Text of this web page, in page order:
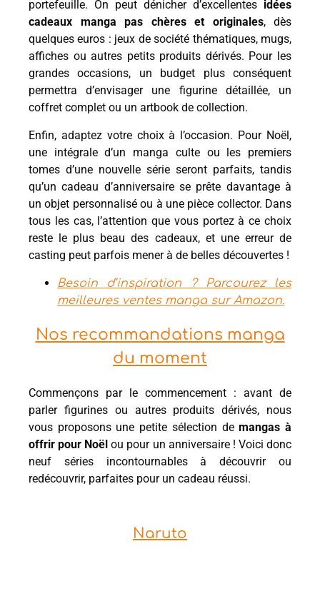
portefeuille. On peut dénicher d’excellentes idées
cadeaux manga pas chères et originales, dès
quelques euros : jeux de société thématiques, mugs,
affiches ou autres petits produits dérivés. Pour les
grandes occasions, un budget plus conséquent
permettra d’envisager une figurine détaillée, un
coffret complet ou un artbook de collection.
Enfin, adaptez votre choix à l’occasion. Pour Noël,
une intégrale d’un manga culte ou les premiers
tomes d’une nouvelle série seront parfaits, tandis
qu’un cadeau d’anniversaire se prête davantage à
un objet personnalisé ou à une pièce collector. Dans
tous les cas, l’attention que vous portez à ce choix
reste le plus beau des cadeaux, et une erreur de
casting peut parfois mener à de belles découvertes !
Besoin d’inspiration ? Parcourez les
meilleures ventes manga sur Amazon.
Nos recommandations manga
du moment
Commençons par le commencement : avant de
parler figurines ou autres produits dérivés, nous
vous proposons une petite sélection demangas à
offrir pour Noël ou pour un anniversaire ! Voici donc
neuf séries incontournables à découvrir ou
redécouvrir, parfaites pour un cadeau réussi.
Naruto